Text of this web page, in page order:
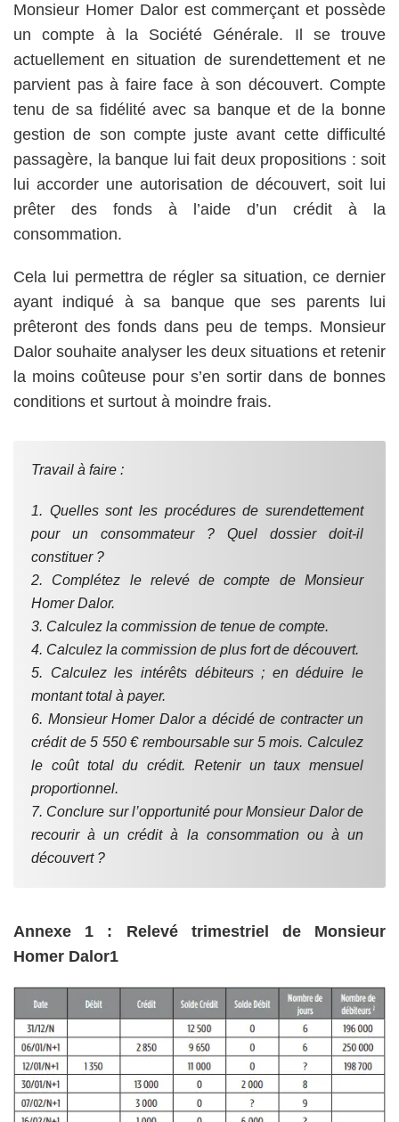
Monsieur Homer Dalor est commerçant et possède
un compte à la Société Générale. Il se trouve
actuellement en situation de surendettement et ne
parvient pas à faire face à son découvert. Compte
tenu de sa fidélité avec sa banque et de la bonne
gestion de son compte juste avant cette difficulté
passagère, la banque lui fait deux propositions : soit
lui accorder une autorisation de découvert, soit lui
prêter des fonds à l’aide d’un crédit à la
consommation.
Cela lui permettra de régler sa situation, ce dernier
ayant indiqué à sa banque que ses parents lui
prêteront des fonds dans peu de temps. Monsieur
Dalor souhaite analyser les deux situations et retenir
la moins coûteuse pour s’en sortir dans de bonnes
conditions et surtout à moindre frais.
Travail à faire :
1. Quelles sont les procédures de surendettement
pour un consommateur ? Quel dossier doit-il
constituer ?
2. Complétez le relevé de compte de Monsieur
Homer Dalor.
3. Calculez la commission de tenue de compte.
4. Calculez la commission de plus fort de découvert.
5. Calculez les intérêts débiteurs ; en déduire le
montant total à payer.
6. Monsieur Homer Dalor a décidé de contracter un
crédit de 5 550 € remboursable sur 5 mois. Calculez
le coût total du crédit. Retenir un taux mensuel
proportionnel.
7. Conclure sur l’opportunité pour Monsieur Dalor de
recourir à un crédit à la consommation ou à un
découvert ?
Annexe 1 : Relevé trimestriel de Monsieur
Homer Dalor1